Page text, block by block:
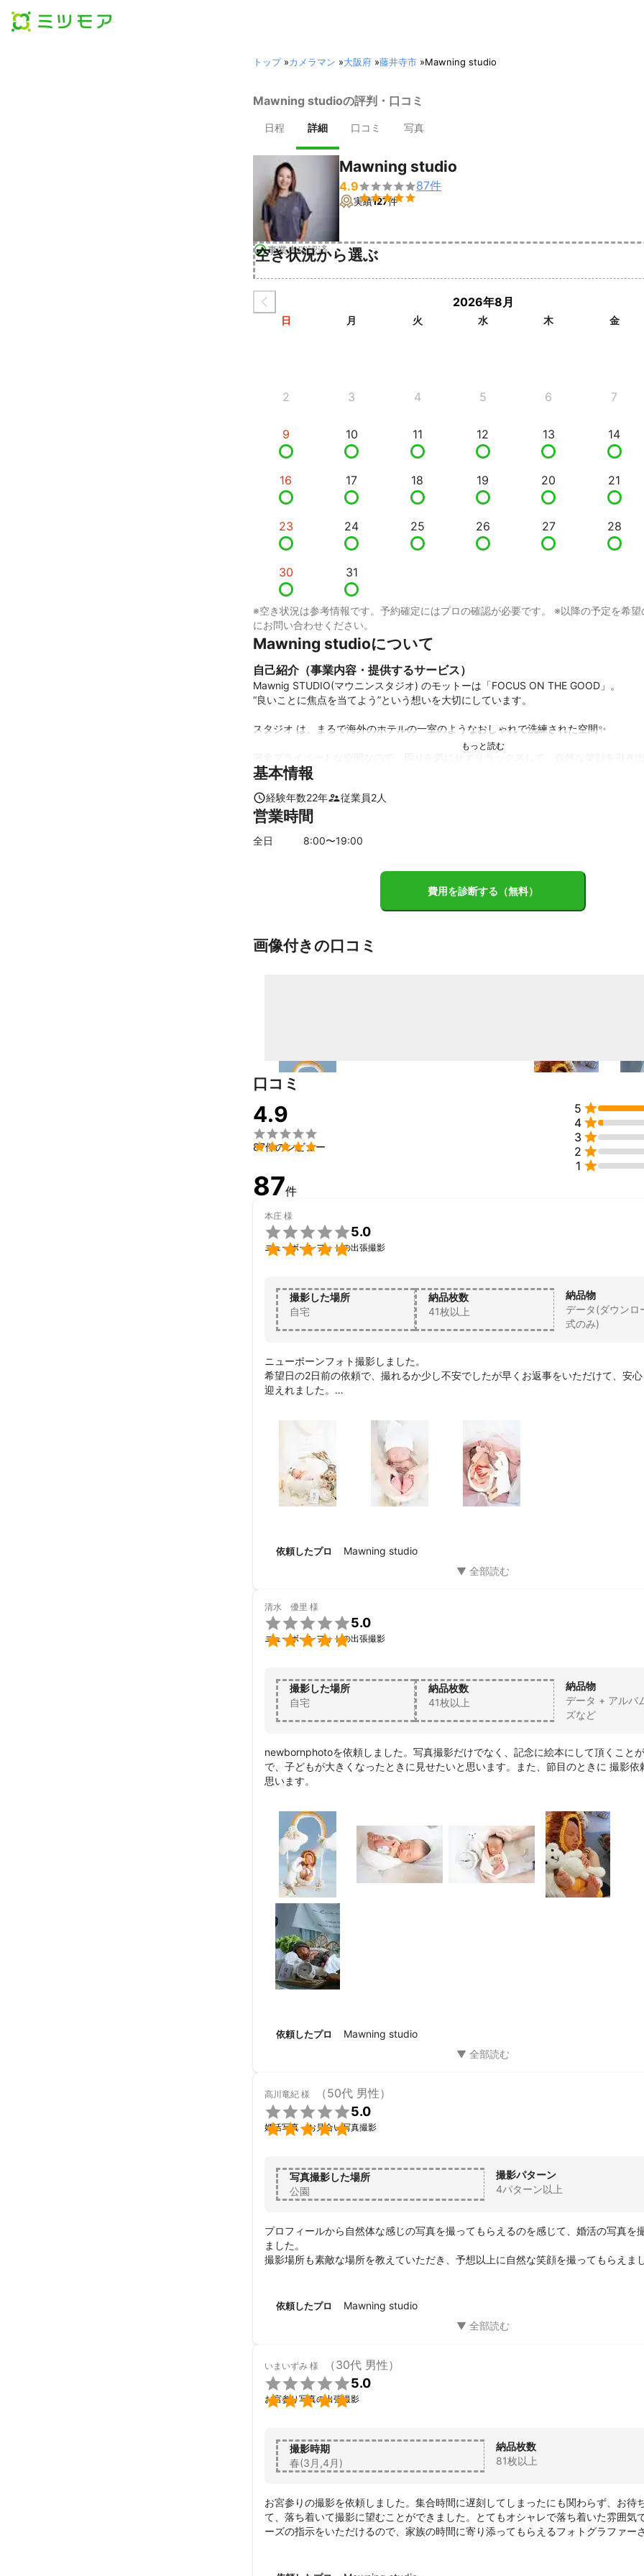
トップ»カメラマン »大阪府 »藤井寺市 »Mawning studio
Mawning studioの評判・口コミ
日程 詳細 口コミ 写真
事業者確認済
Mawning studio
4.9

87件
実績127件
空き状況から選ぶ
2026年8月
日 月 火 水 木 金
2 3 4 5 6 7
9 10 11 12 13 14
16 17 18 19 20 21
23 24 25 26 27 28
30 31
※空き状況は参考情報です。予約確定にはプロの確認が必要です。 ※以降の予定を希
にお問い合わせください。
Mawning studioについて
自己紹介（事業内容・提供するサービス）
Mawnig STUDIO(マウニンスタジオ) のモットーは「FOCUS ON THE GOOD」。
“良いことに焦点を当てよう”という想いを大切にしています。
スタジオ は、まるで海外のホテルの一室のようなおしゃれで洗練された空間✨
思い出に残るとっておきの写真がたくさん撮れちゃいます
撮影自体が素敵な思い出になること間違いなしです💕
経験豊富なカメラマン2人と、
プロのヘアメイクアーティスト1人が撮影をしっかりサポート！
また、出張撮影も承っておりますので、
ンモデル撮影、イメージに合ったプロフィール写真も、お客様と一緒にイメージを考
スタイリングのご提案させていただいてます。
これまでの実績
大阪芸術大学.写真学科卒業
フリーカメラマン歴22年
奈良コレクション
Jamaica政府観光局フォトコンテストグランプリ受賞
高校生の頃にカメラと出会って、
「これしかない！」と思った瞬間から、
ずっと写真が大好きです。
毎日シャッターを切るのが幸せです。
私は写真を撮るだけでなく、
撮影を通じて出会う人たちとの繋がりが、私にとっての宝物です。
どのような写真が撮りたいか事前お知らせいただき、ご相談しながら、イメージに合
ィングの準備や衣装のご用意もさせていただきます。
どうぞよろしくお願いいたします。
基本情報
経験年数22年 従業員2人
営業時間
全日 8:00〜19:00
費用を診断する（無料）
画像付きの口コミ
口コミ
4.9


87件のレビュー
5 
4 
3 
2 
1 
87件
本庄 様


5.0
ニューボーンフォトの出張撮影
撮影した場所
自宅
納品枚数
41枚以上
納品物
データ(ダウンロ
式のみ)
ニューボーンフォト撮影しました。
希望日の2日前の依頼で、撮れるか少し不安でしたが早くお返事をいただけて、安
迎えれました。
撮影の様子をスマホ撮影OKもしてもらえました！後日PDFで、沢山の可愛い写真
ありがとうございました！！
依頼したプロ Mawning studio
清水 優里 様


5.0
ニューボーンフォトの出張撮影
撮影した場所
自宅
納品枚数
41枚以上
納品物
データ + アルバ
ズなど
newbornphotoを依頼しました。写真撮影だけでなく、記念に絵本にして頂くこと
で、子どもが大きくなったときに見せたいと思います。また、節目のときに 撮影依
思います。
依頼したプロ Mawning studio
高川竜紀 様 （50代 男性）


5.0
婚活写真・お見合い写真撮影
写真撮影した場所
公園
撮影パターン
4パターン以上
プロフィールから自然体な感じの写真を撮ってもらえるのを感じて、婚活の写真を
ました。
撮影場所も素敵な場所を教えていただき、予想以上に自然な笑顔を撮ってもらえま
本当にありがとうございました。
依頼したプロ Mawning studio
いまいずみ 様 （30代 男性）


5.0
お宮参り写真の出張撮影
撮影時期
春(3月,4月)
納品枚数
81枚以上
お宮参りの撮影を依頼しました。集合時間に遅刻してしまったにも関わらず、お待
て、落ち着いて撮影に望むことができました。とてもオシャレで落ち着いた雰囲気
ーズの指示をいただけるので、家族の時間に寄り添ってもらえるフォトグラファー